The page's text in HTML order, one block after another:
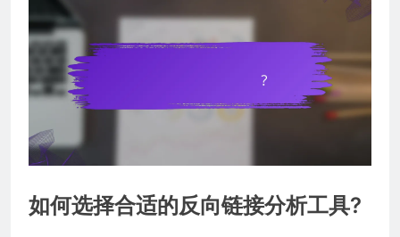
如何选择合适的反向链接分析工具?